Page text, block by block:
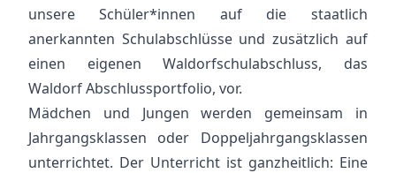
unsere Schüler*innen auf die staatlich
anerkannten Schulabschlüsse und zusätzlich auf
einen eigenen Waldorfschulabschluss, das
Waldorf Abschlussportfolio, vor.
Mädchen und Jungen werden gemeinsam in
Jahrgangsklassen oder Doppeljahrgangsklassen
unterrichtet. Der Unterricht ist ganzheitlich: Eine